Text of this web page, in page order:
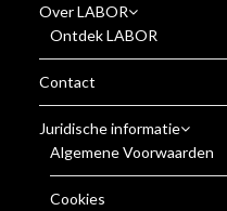
Over LABOR
Ontdek LABOR
Contact
Juridische informatie
Algemene Voorwaarden
Cookies